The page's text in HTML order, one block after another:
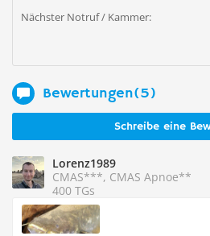
Nächster Notruf / Kammer:
Bewertungen(5)
Schreibe eine
Lorenz1989
CMAS***, CMAS Apnoe**
400 TGs